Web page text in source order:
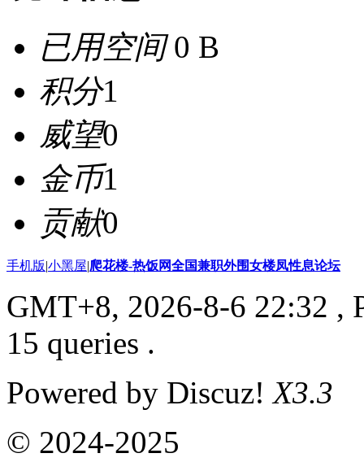
已用空间0 B
积分1
威望0
金币1
贡献0
手机版|小黑屋|爬花楼-热饭网全国兼职外围女楼凤性息论坛
GMT+8, 2026-8-6 22:32 ,
15 queries .
Powered by Discuz!X3.3
© 2024-2025